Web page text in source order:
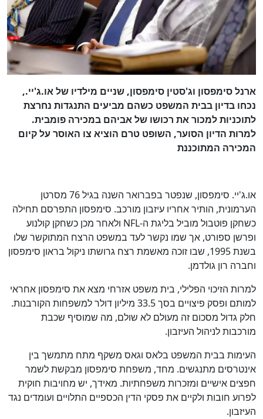
ארנל סימפסון וג'סטין סימפסון, שניים מילדיו של או.ג'יי.,
נכחו בדיון בבית המשפט כשהם מביעים התנגדות נחרצת
לתוכניות למכור את רכושו של אביהם במכירה פומבית.
למרות הדיון הסוער, השופט טרם הוציא צו האוסר על קיום
המכירה המתוכננת
או.ג'יי. סימפסון, שנפטר בפברואר השנה בגיל 76 מסרטן
הערמונית, הותיר אחריו עיזבון מורכב. סימפסון התפרסם תחילה
כשחקן פוטבול מוביל בליגת ה-NFL ולאחר מכן כשחקן קולנוע
ופרשן ספורט, אך שמו נקשר לעד במשפט הרצח המתוקשר שלו
בשנת 1995, שבו זוכה מאשמת רצח גרושתו ניקול בראון סימפסון
וחברה רון גולדמן.
למרות הזיכוי הפלילי, בית משפט אזרחי מצא את סימפסון אחראי
למותם ופסק פיצויים בסך 33.5 מיליון דולר למשפחות הקורבנות.
חלק גדול מסכום זה מעולם לא שולם, מה שמוסיף שכבת
מורכבות לניהול העיזבון.
העימות בבית המשפט בלאס וגאס משקף מתח מתמשך בין
אינטרסים מתנגשים. מחד, משפחת סימפסון מבקשת לשמר
חפצים אישיים ומזכרות משפחתיות. מאידך, יש מחויבות חוקית
לפרוע חובות ולקיים את פסקי הדין הכספיים התלויים ועומדים נגד
העיזבון.